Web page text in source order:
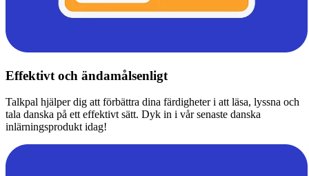
Effektivt och ändamålsenligt
Talkpal hjälper dig att förbättra dina färdigheter i att läsa, lyssna och
tala danska på ett effektivt sätt. Dyk in i vår senaste danska
inlärningsprodukt idag!